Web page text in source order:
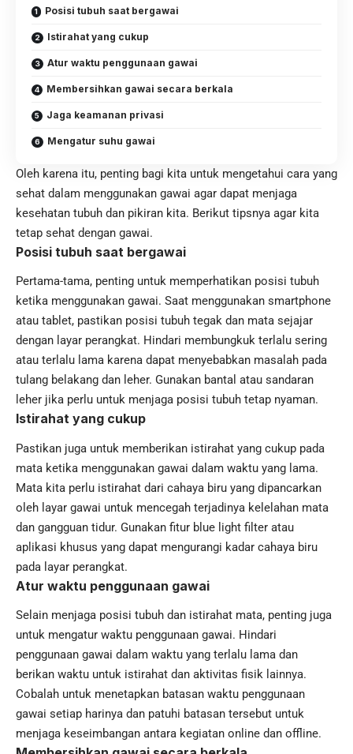
Posisi tubuh saat bergawai
Istirahat yang cukup
Atur waktu penggunaan gawai
Membersihkan gawai secara berkala
Jaga keamanan privasi
Mengatur suhu gawai
Oleh karena itu, penting bagi kita untuk mengetahui cara yang
sehat dalam menggunakan gawai agar dapat menjaga
kesehatan tubuh dan pikiran kita. Berikut tipsnya agar kita
tetap sehat dengan gawai.
Posisi tubuh saat bergawai
Pertama-tama, penting untuk memperhatikan posisi tubuh
ketika menggunakan gawai. Saat menggunakan smartphone
atau tablet, pastikan posisi tubuh tegak dan mata sejajar
dengan layar perangkat. Hindari membungkuk terlalu sering
atau terlalu lama karena dapat menyebabkan masalah pada
tulang belakang dan leher. Gunakan bantal atau sandaran
leher jika perlu untuk menjaga posisi tubuh tetap nyaman.
Istirahat yang cukup
Pastikan juga untuk memberikan istirahat yang cukup pada
mata ketika menggunakan gawai dalam waktu yang lama.
Mata kita perlu istirahat dari cahaya biru yang dipancarkan
oleh layar gawai untuk mencegah terjadinya kelelahan mata
dan gangguan tidur. Gunakan fitur blue light filter atau
aplikasi khusus yang dapat mengurangi kadar cahaya biru
pada layar perangkat.
Atur waktu penggunaan gawai
Selain menjaga posisi tubuh dan istirahat mata, penting juga
untuk mengatur waktu penggunaan gawai. Hindari
penggunaan gawai dalam waktu yang terlalu lama dan
berikan waktu untuk istirahat dan aktivitas fisik lainnya.
Cobalah untuk menetapkan batasan waktu penggunaan
gawai setiap harinya dan patuhi batasan tersebut untuk
menjaga keseimbangan antara kegiatan online dan offline.